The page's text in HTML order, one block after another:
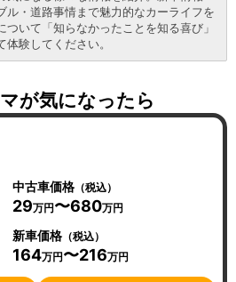
ル・道路事情まで魅力的なカーライフを
いて「知らなかったことを知る喜び」
験してください。
が気になったら
中古車価格（税込）
29万円〜680万円
新車価格（税込）
164万円〜216万円